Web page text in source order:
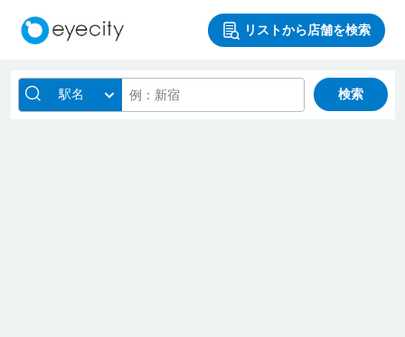
リストから店舗を検索
駅名 検索